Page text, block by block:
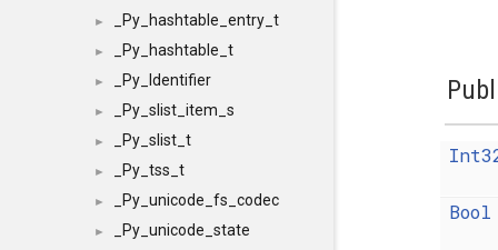
► _Py_hashtable_entry_t
► _Py_hashtable_t
► _Py_Identifier
► _Py_slist_item_s
► _Py_slist_t
► _Py_tss_t
► _Py_unicode_fs_codec
► _Py_unicode_state
Bool